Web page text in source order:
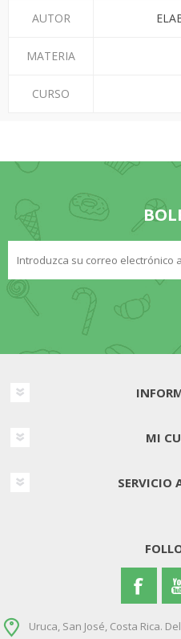
AUTOR
MATERIA
CURSO
MI
SERVICIO
Uruca, San José, Costa Rica.